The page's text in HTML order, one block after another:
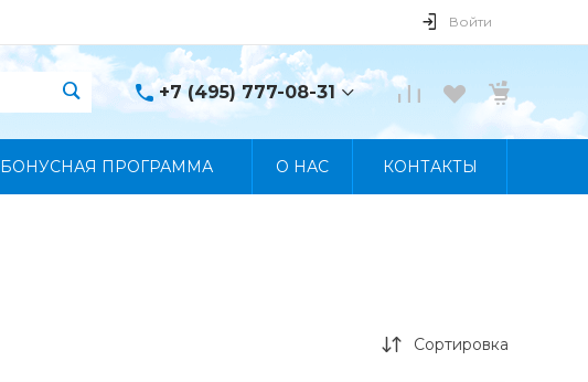
Войти
+7 (495) 777-08-31
+7 (495) 777-08-31
БОНУСНАЯ ПРОГРАММА О НАС КОНТАКТЫ
Сортировка